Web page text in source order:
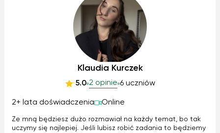
Klaudia Kurczek
5.0 2 opinie 6 uczniów
2+ lata doświadczenia Online
Ze mną będziesz dużo rozmawiał na każdy temat, bo tak
uczymy się najlepiej. Jeśli lubisz robić zadania to będziemy